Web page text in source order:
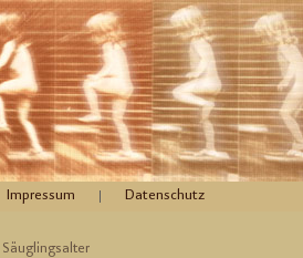
Impressum Datenschutz
Säug­lings­al­ter